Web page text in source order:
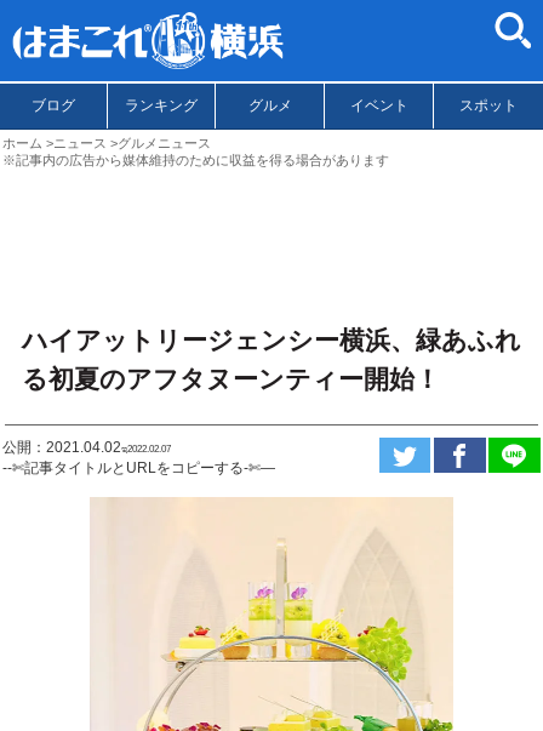
ブログ ランキング グルメ イベント スポット
ホーム ニュース
グルメニュース
※記事内の広告から媒体維持のために収益を得る場合があります
ハイアットリージェンシー横浜、緑あふれ
る初夏のアフタヌーンティー開始！
公開：2021.04.02ಇ2022.02.07
--✄記事タイトルとURLをコピーする-✄—